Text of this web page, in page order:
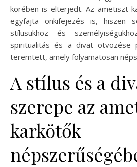
körében is elterjedt. Az ametiszt
egyfajta önkifejezés is, hiszen
stílusukhoz és
spiritualitás és a divat
teremtett, amely folyamatosan
A stílus és a
szerepe az
karkötők